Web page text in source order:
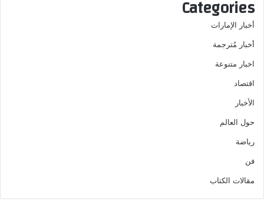
Categories
أخبار الإمارات
أخبار مُترجمة
اخبار متنوعة
اقتصاد
الأخبار
حول العالم
رياضة
فن
مقالات الكتاب